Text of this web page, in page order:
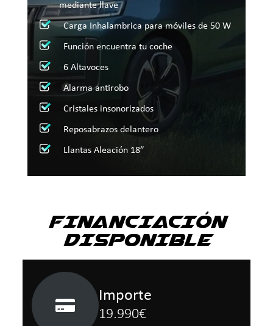
mediante llave
Carga Inhalambrica para móviles de 50 W
Función encuentra tu coche
6 Altavoces
Alarma antirobo
Cristales insonorizados
Reposabrazos delantero
Llantas Aleación 18”
FINANCIACIÓN
DISPONIBLE
Importe
19.990€